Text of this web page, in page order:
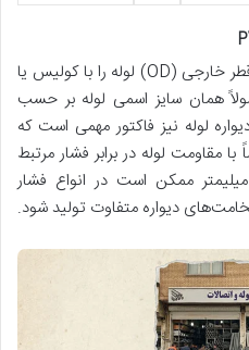
برای اندازه‌گیری صحیح سایز لوله، قطر خارجی (OD) لوله را با کولیس یا
همان سایز اسمی لوله بر حسب
لوله نیز فاکتور مهمی است که
با مقاومت لوله در برابر فشار مرتبط
است. برای مثال، یک لوله 110 میلیمتر ممکن است در انواع فشار
دیواره متفاوت تولید شود.